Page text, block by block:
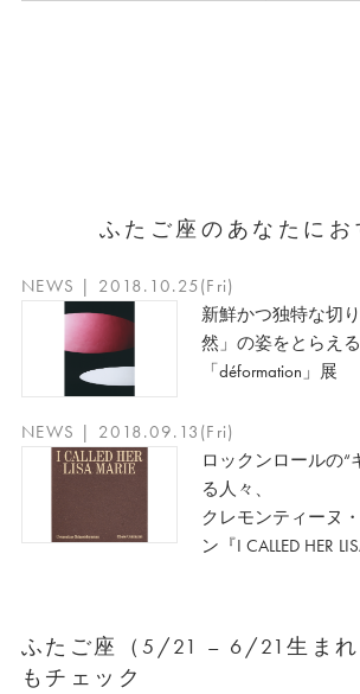
ふたご座のあなたにお
NEWS | 2018.10.25(Fri)
新鮮かつ独特な切
然」の姿をとらえ
「déformation」展
NEWS | 2018.09.13(Fri)
ロックンロールの“
る人々、
クレモンティーヌ
ン『I CALLED HER
ふたご座（5/21 – 6/21生まれ
もチェック